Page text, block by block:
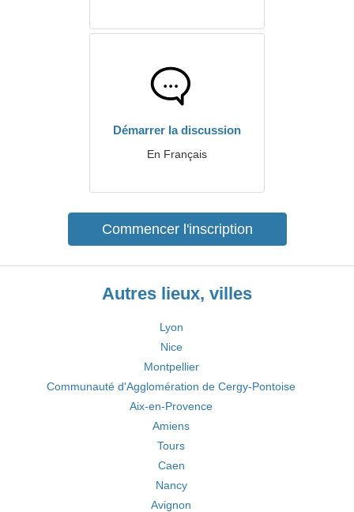
Démarrer la discussion
En Français
Commencer l'inscription
Autres lieux, villes
Lyon
Nice
Montpellier
Communauté d'Agglomération de Cergy-Pontoise
Aix-en-Provence
Amiens
Tours
Caen
Nancy
Avignon